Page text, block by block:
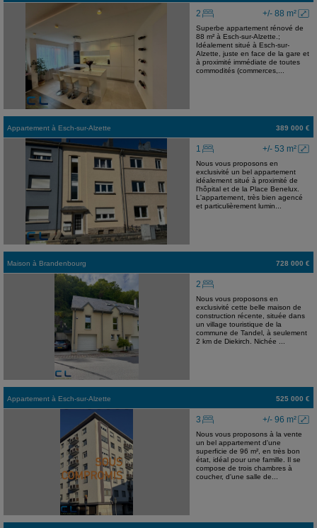
+/- 88 m²
2
Superbe appartement rénové de
88 m² à Esch-sur-Alzette.;
Idéalement situé à Esch-sur-
Alzette, juste en face de la gare et
à proximité immédiate de toutes
commodités (commerces,...
Appartement à Esch-sur-Alzette 389 000 €
+/- 53 m²
1
Nous vous proposons en
exclusivité un bel appartement
idéalement situé à proximité de
l'hôpital et de la Place Benelux.
L'appartement, très bien agencé
et particulièrement lumin...
Maison à Brandenbourg 728 000 €
2
Nous vous proposons en
exclusivité cette belle maison de
construction récente, située dans
un village touristique de la
commune de Tandel, à seulement
2 km de Diekirch. Nichée ...
Appartement à Esch-sur-Alzette 525 000 €
+/- 96 m²
3
Nous vous proposons à la vente
un bel appartement d'une
superficie de 96 m², en très bon
état, idéal pour une famille. Il se
compose de trois chambres à
coucher, d'une salle de...